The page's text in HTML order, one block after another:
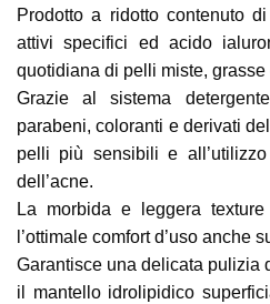
Prodotto a ridotto contenuto
attivi specifici ed acido
quotidiana di pelli miste,
Grazie al sistema
parabeni, coloranti e derivati
pelli più sensibili e
dell’acne.
La morbida e leggera
l’ottimale comfort d’uso anche
Garantisce una delicata pulizia
il mantello idrolipidico